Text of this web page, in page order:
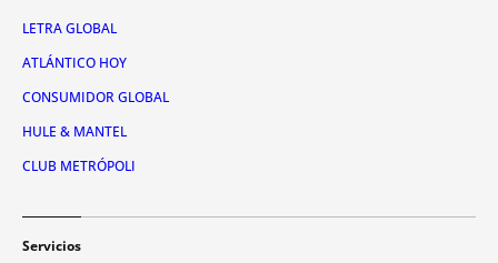
LETRA GLOBAL
ATLÁNTICO HOY
CONSUMIDOR GLOBAL
HULE & MANTEL
CLUB METRÓPOLI
Servicios